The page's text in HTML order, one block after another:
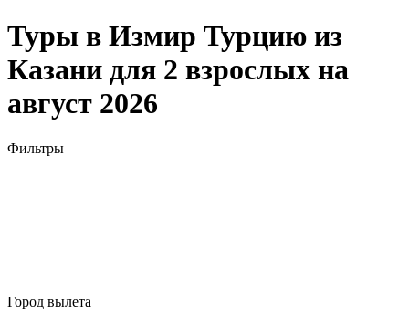
Туры в Измир Турцию из
Казани для 2 взрослых на
август 2026
Фильтры
Город вылета